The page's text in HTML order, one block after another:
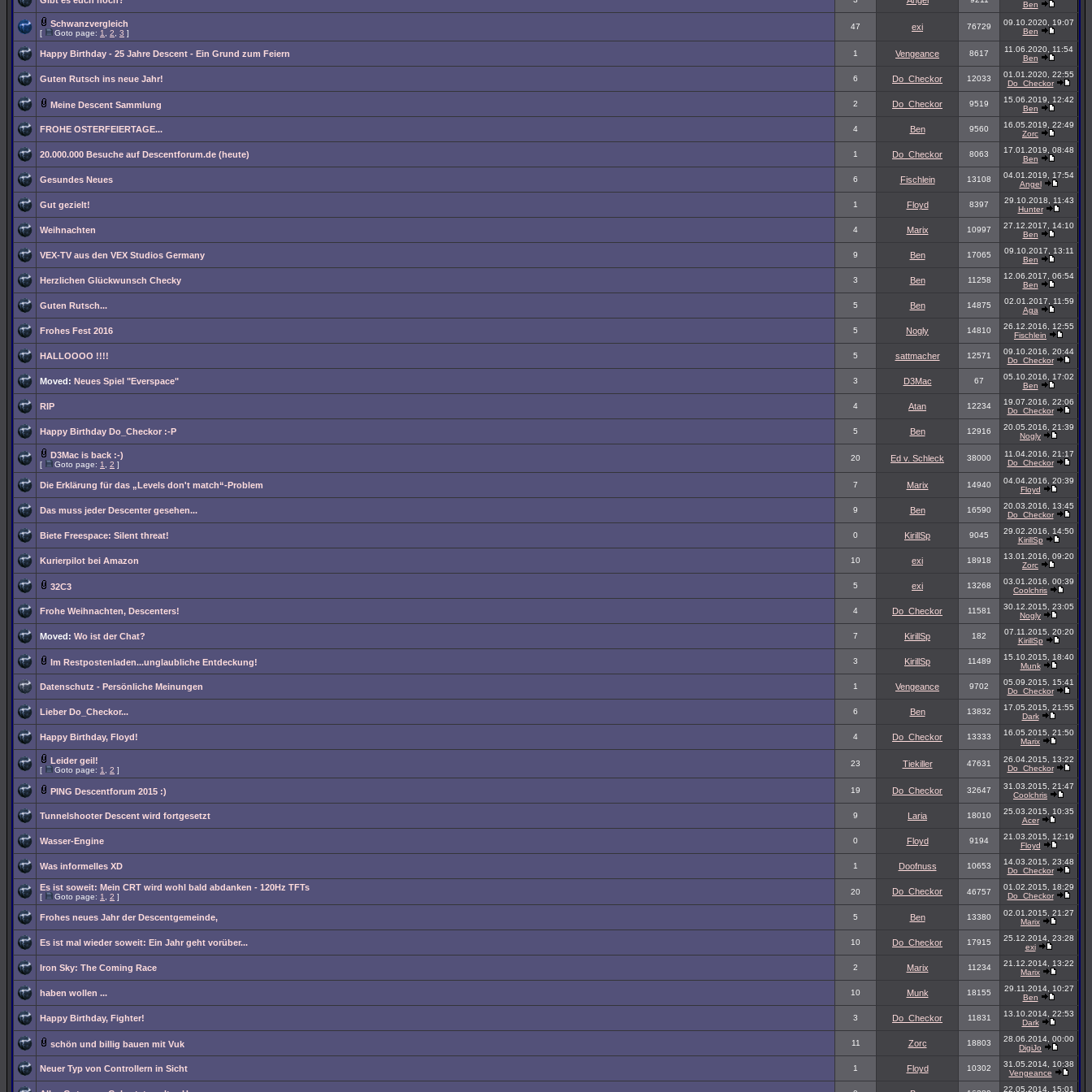
Ben
Schwanzvergleich
[ Goto page: 1 2 3 ]
47 exi 76729
09.10.2020, 19:07
Ben
Happy Birthday - 25 Jahre Descent - Ein Grund zum Feiern 1 Vengeance 8617
11.06.2020, 11:54
Ben
Guten Rutsch ins neue Jahr! 6 Do_Checkor 12033
01.01.2020, 22:55
Do_Checkor
Meine Descent Sammlung 2 Do_Checkor 9519
15.06.2019, 12:42
Ben
FROHE OSTERFEIERTAGE... 4 Ben 9560
16.05.2019, 22:49
Zorc
20.000.000 Besuche auf Descentforum.de (heute) 1 Do_Checkor 8063
17.01.2019, 08:48
Ben
Gesundes Neues 6 Fischlein 13108
04.01.2019, 17:54
Angel
Gut gezielt! 1 Floyd 8397
29.10.2018, 11:43
Hunter
Weihnachten 4 Marix 10997
27.12.2017, 14:10
Ben
VEX-TV aus den VEX Studios Germany 9 Ben 17065
09.10.2017, 13:11
Ben
Herzlichen Glückwunsch Checky 3 Ben 11258
12.06.2017, 06:54
Ben
Guten Rutsch... 5 Ben 14875
02.01.2017, 11:59
Aga
Frohes Fest 2016 5 Nogly 14810
26.12.2016, 12:55
Fischlein
HALLOOOO !!!! 5 sattmacher 12571
09.10.2016, 20:44
Do_Checkor
Moved: Neues Spiel "Everspace" 3 D3Mac 67
05.10.2016, 17:02
Ben
RIP 4 Atan 12234
19.07.2016, 22:06
Do_Checkor
Happy Birthday Do_Checkor :-P 5 Ben 12916
20.05.2016, 21:39
Nogly
D3Mac is back :-)
[ Goto page: 1 2 ]
20 Ed v. Schleck 38000
11.04.2016, 21:17
Do_Checkor
Die Erklärung für das „Levels don't match“-Problem 7 Marix 14940
04.04.2016, 20:39
Floyd
Das muss jeder Descenter gesehen... 9 Ben 16590
20.03.2016, 13:45
Do_Checkor
Biete Freespace: Silent threat! 0 KirillSp 9045
29.02.2016, 14:50
KirillSp
Kurierpilot bei Amazon 10 exi 18918
13.01.2016, 09:20
Zorc
32C3 5 exi 13268
03.01.2016, 00:39
Coolchris
Frohe Weihnachten, Descenters! 4 Do_Checkor 11581
30.12.2015, 23:05
Nogly
Moved: Wo ist der Chat? 7 KirillSp 182
07.11.2015, 20:20
KirillSp
Im Restpostenladen...unglaubliche Entdeckung! 3 KirillSp 11489
15.10.2015, 18:40
Munk
Datenschutz - Persönliche Meinungen 1 Vengeance 9702
05.09.2015, 15:41
Do_Checkor
Lieber Do_Checkor... 6 Ben 13832
17.05.2015, 21:55
Dark
Happy Birthday, Floyd! 4 Do_Checkor 13333
16.05.2015, 21:50
Marix
Leider geil!
[ Goto page: 1 2 ]
23 Tiekiller 47631
26.04.2015, 13:22
Do_Checkor
PING Descentforum 2015 :) 19 Do_Checkor 32647
31.03.2015, 21:47
Coolchris
Tunnelshooter Descent wird fortgesetzt 9 Laria 18010
25.03.2015, 10:35
Acer
Wasser-Engine 0 Floyd 9194
21.03.2015, 12:19
Floyd
Was informelles XD 1 Doofnuss 10653
14.03.2015, 23:48
Do_Checkor
Es ist soweit: Mein CRT wird wohl bald abdanken - 120Hz TFTs
[ Goto page: 1 2 ]
20 Do_Checkor 46757
01.02.2015, 18:29
Do_Checkor
Frohes neues Jahr der Descentgemeinde, 5 Ben 13380
02.01.2015, 21:27
Marix
Es ist mal wieder soweit: Ein Jahr geht vorüber... 10 Do_Checkor 17915
25.12.2014, 23:28
exi
Iron Sky: The Coming Race 2 Marix 11234
21.12.2014, 13:22
Marix
haben wollen ... 10 Munk 18155
29.11.2014, 10:27
Ben
Happy Birthday, Fighter! 3 Do_Checkor 11831
13.10.2014, 22:53
Dark
schön und billig bauen mit Vuk 11 Zorc 18803
28.06.2014, 00:00
DigiJo
Neuer Typ von Controllern in Sicht 1 Floyd 10302
31.05.2014, 10:38
Vengeance
22.05.2014, 15:01